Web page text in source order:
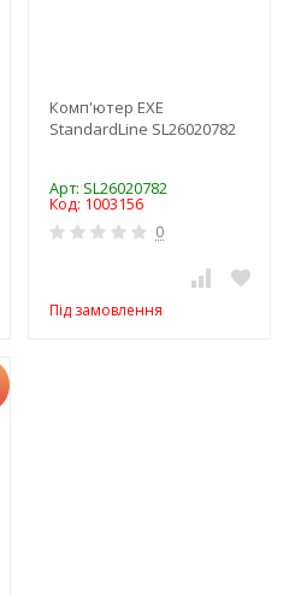
Комп'ютер EXE
StandardLine SL26020782
Арт: SL26020782
Код: 1003156
0
Під замовлення